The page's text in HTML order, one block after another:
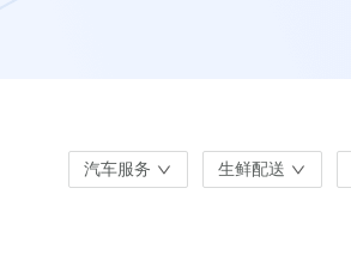
汽车服务 生鲜配送